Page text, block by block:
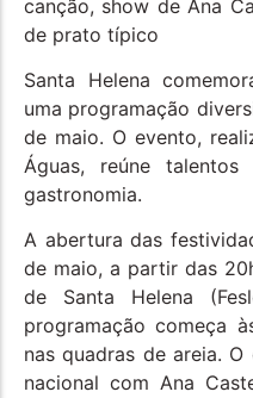
canção, show de Ana
de prato típico
Santa Helena
uma programação
de maio. O evento,
Águas, reúne
gastronomia.
A abertura das
de maio, a partir das
de Santa Helena
programação começa
nas quadras de areia.
nacional com Ana